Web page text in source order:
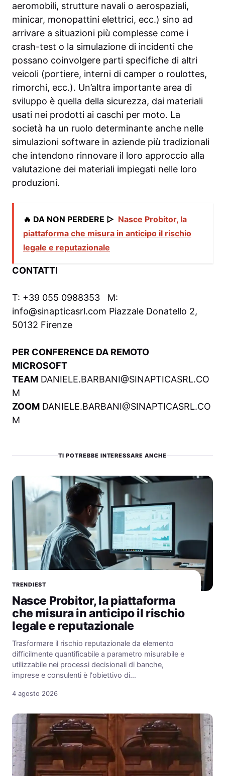
aeromobili, strutture navali o aerospaziali,
minicar, monopattini elettrici, ecc.) sino ad
arrivare a situazioni più complesse come i
crash-test o la simulazione di incidenti che
possano coinvolgere parti specifiche di altri
veicoli (portiere, interni di camper o roulottes,
rimorchi, ecc.). Un’altra importante area di
sviluppo è quella della sicurezza, dai materiali
usati nei prodotti ai caschi per moto. La
società ha un ruolo determinante anche nelle
simulazioni software in aziende più tradizionali
che intendono rinnovare il loro approccio alla
valutazione dei materiali impiegati nelle loro
produzioni.
🔥 DA NON PERDERE ▷ Nasce Probitor, la
piattaforma che misura in anticipo il rischio
legale e reputazionale
CONTATTI
T: +39 055 0988353 M:
info@sinapticasrl.com Piazzale Donatello 2,
50132 Firenze
PER CONFERENCE DA REMOTO
MICROSOFT
TEAM DANIELE.BARBANI@SINAPTICASRL.CO
M
ZOOM DANIELE.BARBANI@SINAPTICASRL.CO
M
TI POTREBBE INTERESSARE ANCHE
TRENDIEST
Nasce Probitor, la piattaforma
che misura in anticipo il rischio
legale e reputazionale
Trasformare il rischio reputazionale da elemento
difficilmente quantificabile a parametro misurabile e
utilizzabile nei processi decisionali di banche,
imprese e consulenti è l'obiettivo di…
4 agosto 2026